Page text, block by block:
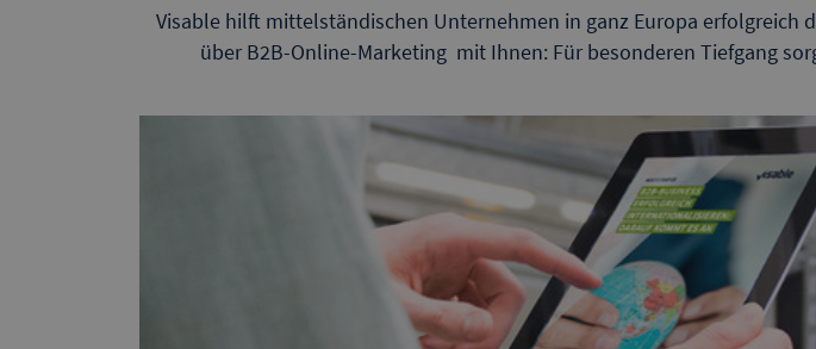
Visable hilft mittelständischen Unternehmen in ganz Europa erfolgreich
über B2B-Online-Marketing mit Ihnen: Für besonderen Tiefgang